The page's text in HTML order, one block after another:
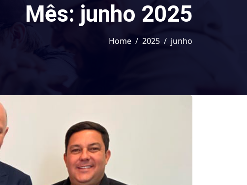
Mês: junho 2025
Home 2025 junho